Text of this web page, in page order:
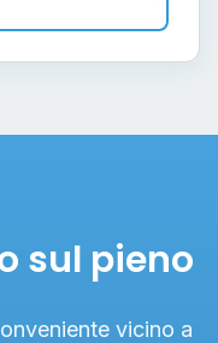
sul pieno
vicino a